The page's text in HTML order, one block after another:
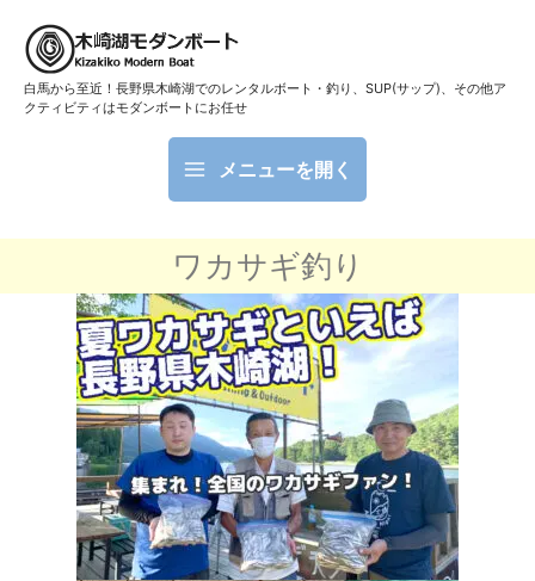
白馬から至近！長野県木崎湖でのレンタルボート・釣り、SUP(サップ)、その他ア
クティビティはモダンボートにお任せ
メニューを開く
ワカサギ釣り